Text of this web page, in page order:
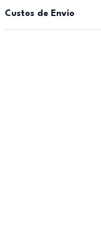
Custos de Envio